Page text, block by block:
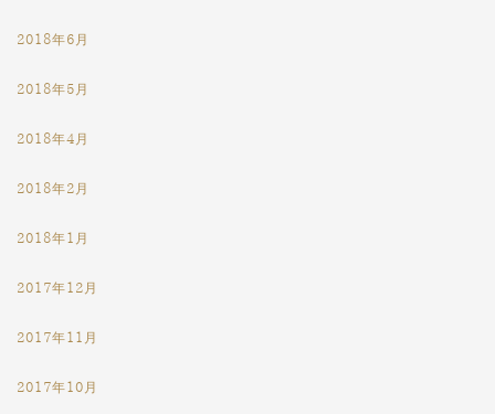
2018年6月
2018年5月
2018年4月
2018年2月
2018年1月
2017年12月
2017年11月
2017年10月